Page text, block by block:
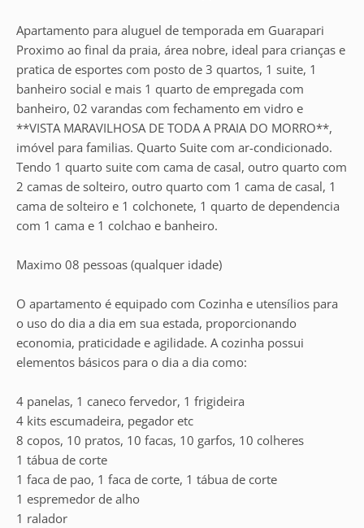
Apartamento para aluguel de temporada em Guarapari
Proximo ao final da praia, área nobre, ideal para crianças e
pratica de esportes com posto de 3 quartos, 1 suite, 1
banheiro social e mais 1 quarto de empregada com
banheiro, 02 varandas com fechamento em vidro e
**VISTA MARAVILHOSA DE TODA A PRAIA DO MORRO**,
imóvel para familias. Quarto Suite com ar-condicionado.
Tendo 1 quarto suite com cama de casal, outro quarto com
2 camas de solteiro, outro quarto com 1 cama de casal, 1
cama de solteiro e 1 colchonete, 1 quarto de dependencia
com 1 cama e 1 colchao e banheiro.
Maximo 08 pessoas (qualquer idade)
O apartamento é equipado com Cozinha e utensílios para
o uso do dia a dia em sua estada, proporcionando
economia, praticidade e agilidade. A cozinha possui
elementos básicos para o dia a dia como:
4 panelas, 1 caneco fervedor, 1 frigideira
4 kits escumadeira, pegador etc
8 copos, 10 pratos, 10 facas, 10 garfos, 10 colheres
1 tábua de corte
1 faca de pao, 1 faca de corte, 1 tábua de corte
1 espremedor de alho
1 ralador